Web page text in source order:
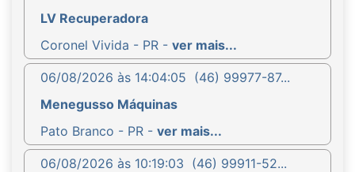
LV Recuperadora
Coronel Vivida - PR - ver mais...
06/08/2026 às 14:04:05 (46) 99977-87...
Menegusso Máquinas
Pato Branco - PR - ver mais...
06/08/2026 às 10:19:03 (46) 99911-52...